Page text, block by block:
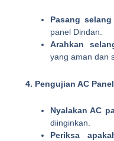
Pasang
panel Dindan.
Arahkan
yang aman dan
4. Pengujian AC
Nyalakan AC
diinginkan.
Periksa